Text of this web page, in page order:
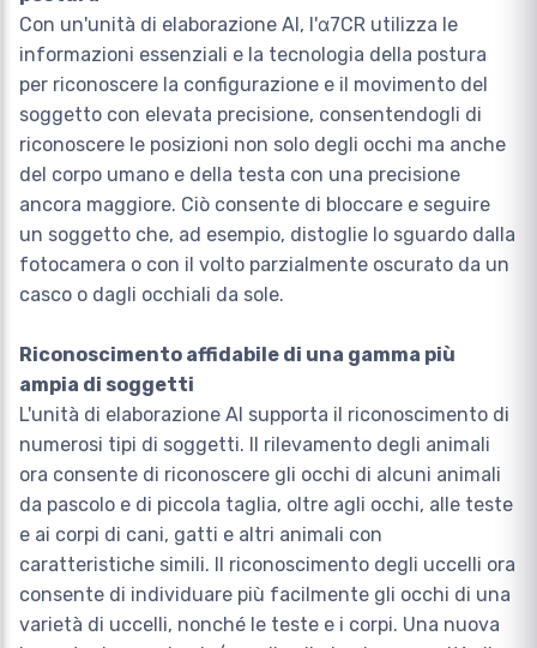
Con un'unità di elaborazione AI, l'α7CR utilizza le
informazioni essenziali e la tecnologia della postura
per riconoscere la configurazione e il movimento del
soggetto con elevata precisione, consentendogli di
riconoscere le posizioni non solo degli occhi ma anche
del corpo umano e della testa con una precisione
ancora maggiore. Ciò consente di bloccare e seguire
un soggetto che, ad esempio, distoglie lo sguardo dalla
fotocamera o con il volto parzialmente oscurato da un
casco o dagli occhiali da sole.
Riconoscimento affidabile di una gamma più
ampia di soggetti
L'unità di elaborazione AI supporta il riconoscimento di
numerosi tipi di soggetti. Il rilevamento degli animali
ora consente di riconoscere gli occhi di alcuni animali
da pascolo e di piccola taglia, oltre agli occhi, alle teste
e ai corpi di cani, gatti e altri animali con
caratteristiche simili. Il riconoscimento degli uccelli ora
consente di individuare più facilmente gli occhi di una
varietà di uccelli, nonché le teste e i corpi. Una nuova